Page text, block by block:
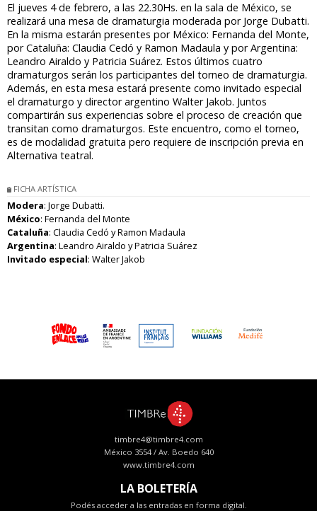
El jueves 4 de febrero, a las 22.30Hs. en la sala de México, se
realizará una mesa de dramaturgia moderada por Jorge Dubatti.
En la misma estarán presentes por México: Fernanda del Monte,
por Cataluña: Claudia Cedó y Ramon Madaula y por Argentina:
Leandro Airaldo y Patricia Suárez. Estos últimos cuatro
dramaturgos serán los participantes del torneo de dramaturgia.
Además, en esta mesa estará presente como invitado especial
el dramaturgo y director argentino Walter Jakob. Juntos
compartirán sus experiencias sobre el proceso de creación que
transitan como dramaturgos. Este encuentro, como el torneo,
es de modalidad gratuita pero requiere de inscripción previa en
Alternativa teatral.
FICHA ARTÍSTICA
Modera: Jorge Dubatti.
México: Fernanda del Monte
Cataluña: Claudia Cedó y Ramon Madaula
Argentina: Leandro Airaldo y Patricia Suárez
Invitado especial: Walter Jakob
timbre4@timbre4.com
México 3554 / Av. Boedo 640
www.timbre4.com
LA BOLETERÍA
Podés acceder a las entradas en forma digital.